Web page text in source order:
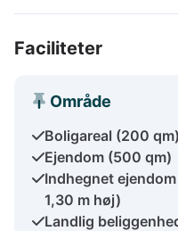
Faciliteter
Område
Boligareal (200 qm)
Ejendom (500 qm)
Indhegnet
1,30 m høj)
Landlig